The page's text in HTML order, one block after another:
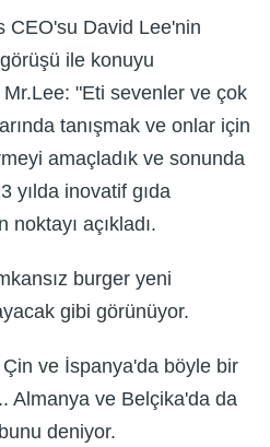
CEO'su David Lee'nin
ile konuyu
"Eti sevenler ve çok
tanışmak ve onlar için
amaçladık ve sonunda
yılda inovatif gıda
açıkladı.
burger yeni
gibi görünüyor.
Çin ve İspanya'da böyle bir
Almanya ve Belçika'da da
deniyor.